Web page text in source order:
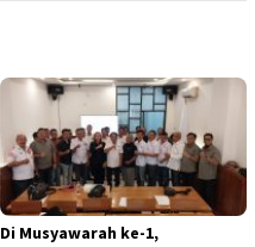
Di Musyawarah ke-1,